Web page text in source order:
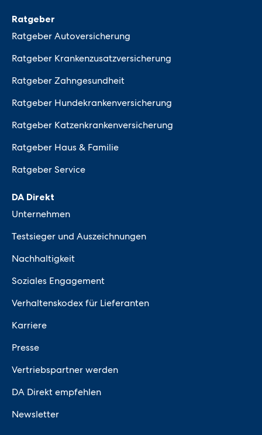
Ratgeber
Ratgeber Autoversicherung
Ratgeber Krankenzusatzversicherung
Ratgeber Zahngesundheit
Ratgeber Hundekrankenversicherung
Ratgeber Katzenkrankenversicherung
Ratgeber Haus & Familie
Ratgeber Service
DA Direkt
Unternehmen
Testsieger und Auszeichnungen
Nachhaltigkeit
Soziales Engagement
Verhaltenskodex für Lieferanten
Karriere
Presse
Vertriebspartner werden
DA Direkt empfehlen
Newsletter